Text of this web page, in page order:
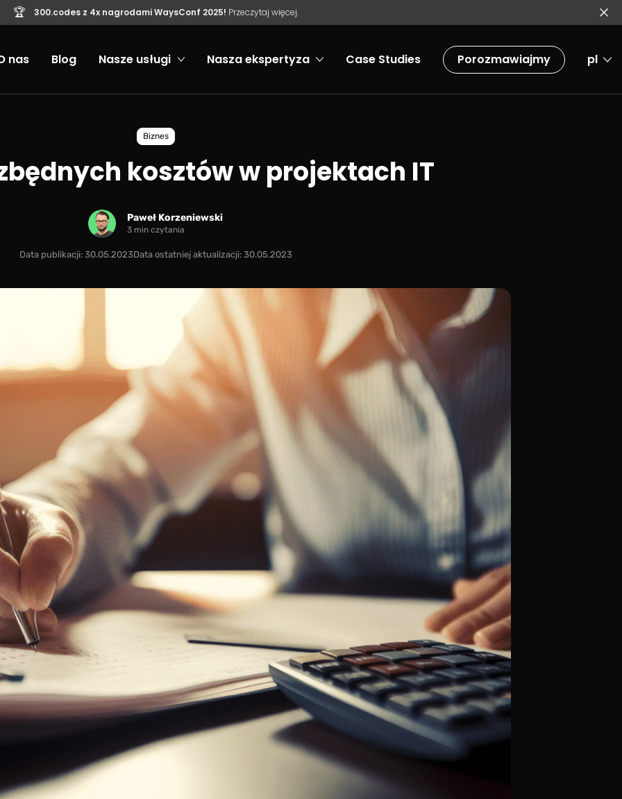
🏆 300.codes z 4x nagrodami WaysConf 2025! Przeczytaj więcej.
nas Blog Nasze usługi Nasza ekspertyza Case Studies Porozmawiajmy pl
Biznes
kosztów w projektach IT
Paweł Korzeniewski
3 min czytania
Data publikacji: 30.05.2023Data ostatniej aktualizacji: 30.05.2023